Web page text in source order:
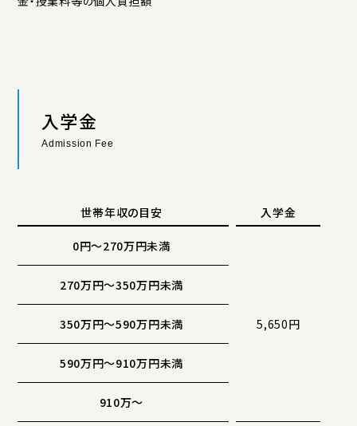
資料請求
入学金
Admission Fee
世帯年収の目安 入学金
0円〜270万円未満
5,650円
270万円〜350万円未満
350万円〜590万円未満
590万円〜910万円未満
910万〜